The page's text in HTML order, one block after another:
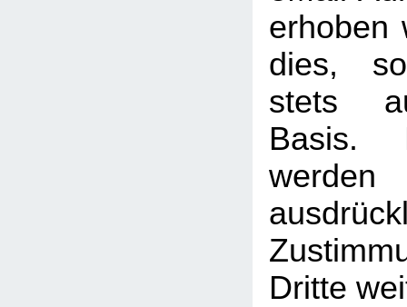
erhoben
dies,
stets
Basis.
Dritte